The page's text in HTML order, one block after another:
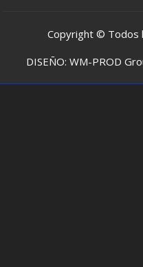
Copyright © Todos
DISEÑO: WM-PROD